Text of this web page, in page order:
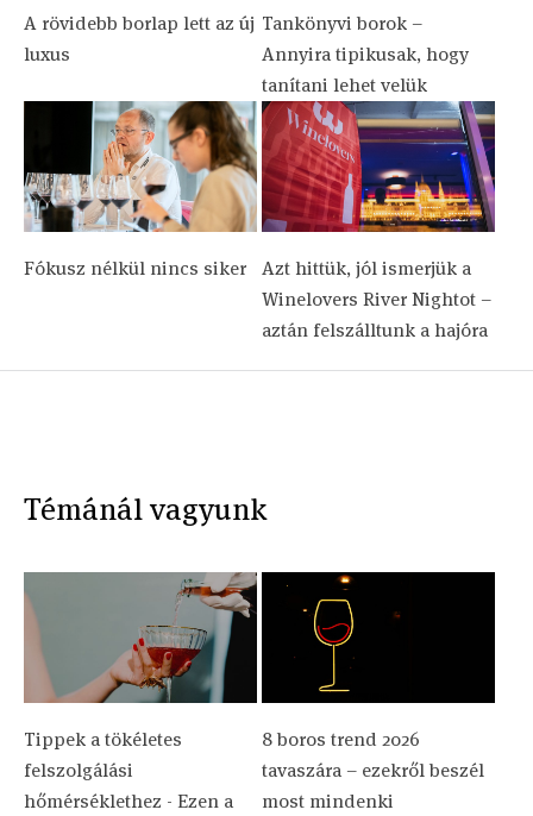
A rövidebb borlap lett az új
luxus
Tankönyvi borok –
Annyira tipikusak, hogy
tanítani lehet velük
Fókusz nélkül nincs siker
Azt hittük, jól ismerjük a
Winelovers River Nightot –
aztán felszálltunk a hajóra
Témánál vagyunk
Tippek a tökéletes
felszolgálási
hőmérséklethez - Ezen a
8 boros trend 2026
tavaszára – ezekről beszél
most mindenki